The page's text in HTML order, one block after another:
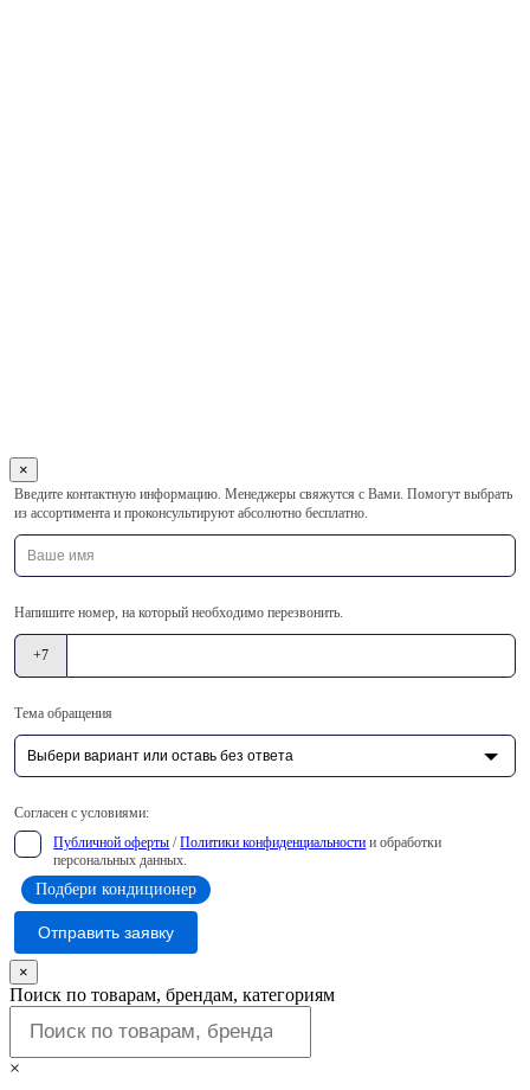
Подбери кондиционер
×
Оставьте
это
поле
пустым
Введите контактную информацию. Менеджеры свяжутся с Вами. Помогут выбрать
из ассортимента и проконсультируют абсолютно бесплатно.
Напишите номер, на который необходимо перезвонить.
+7
Тема обращения
Согласен с условиями:
Публичной оферты /Политики конфиденциальности и обработки
персональных данных.
Отправить заявку
×
Поиск по товарам, брендам, категориям
×